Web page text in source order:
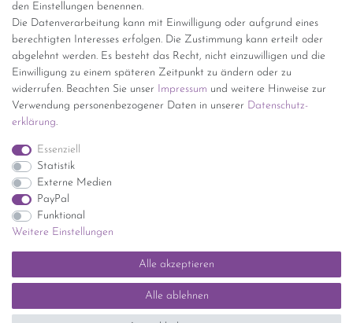
den Einstellungen benennen.
Die Datenverarbeitung kann mit Einwilligung oder aufgrund eines
berechtigten Interesses erfolgen. Die Zustimmung kann erteilt oder
abgelehnt werden. Es besteht das Recht, nicht einzuwilligen und die
Einwilligung zu einem späteren Zeitpunkt zu ändern oder zu
widerrufen. Beachten Sie unser Impressum und weitere Hinweise zur
Verwendung personenbezogener Daten in unserer Daten­schutz­
erklärung.
Essenziell
Statistik
Externe Medien
PayPal
Funktional
Weitere Einstellungen
Alle akzeptieren
Alle ablehnen
kostenfreie Lieferung ab 150 Euro Warenwert (innerhalb
Deutschlands)
Übersicht Internationale Versandkosten
Wir kaufen an
Sie haben zuviel Porzellan im Schrank? Gerne kaufen wir dieses an.
Einfach unverbindliches Angebot anfordern.
*Endpreis inkl. MwSt. (Dieser Artikel unterliegt gem. § 25a
UStG der Differenzbesteuerung, ein Ausweis der
Mehrwertsteuer auf der Rechnung erfolgt nicht.)
Impressum Daten­schutz­erklärung
Vertrag widerrufen Kontakt